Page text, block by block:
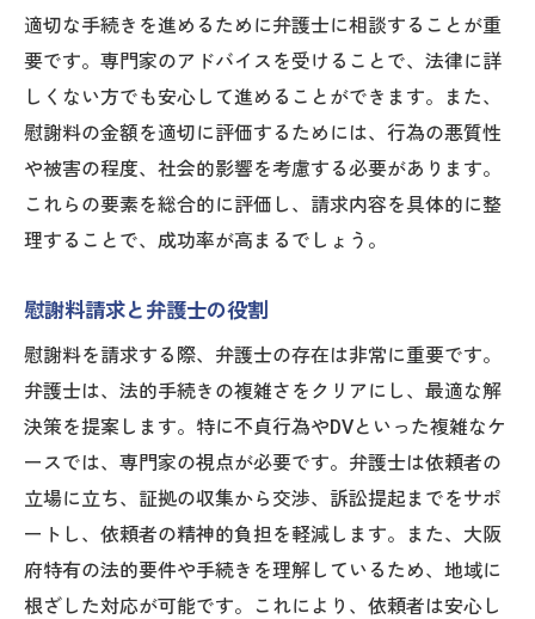
弁護士に相談する最適なタイミングとケースス
タディ
慰謝料請求で弁護士に相談すべき状況とそ
の見極め方
慰謝料請求におけるケーススタディの重要
性
弁護士相談のタイミングが慰謝料請求に与
大阪府で弁護士を選ぶ際に注意すべきポイ
ント
ケーススタディから学ぶ効果的な慰謝料請
求手続き
弁護士相談を成功に導くための準備と心構
え
専門知識を持つ弁護士が大阪府での慰謝料請求
を徹底解説
適切な手続きを進めるために弁護士に相談することが重
要です。専門家のアドバイスを受けることで、法律に詳
しくない方でも安心して進めることができます。また、
慰謝料の金額を適切に評価するためには、行為の悪質性
や被害の程度、社会的影響を考慮する必要があります。
これらの要素を総合的に評価し、請求内容を具体的に整
理することで、成功率が高まるでしょう。
慰謝料請求と弁護士の役割
慰謝料を請求する際、弁護士の存在は非常に重要です。
弁護士は、法的手続きの複雑さをクリアにし、最適な解
決策を提案します。特に不貞行為やDVといった複雑なケ
ースでは、専門家の視点が必要です。弁護士は依頼者の
立場に立ち、証拠の収集から交渉、訴訟提起までをサポ
ートし、依頼者の精神的負担を軽減します。また、大阪
府特有の法的要件や手続きを理解しているため、地域に
根ざした対応が可能です。これにより、依頼者は安心し